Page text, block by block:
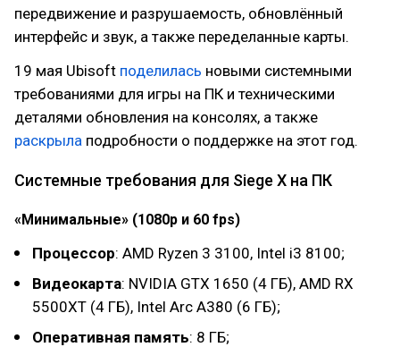
передвижение и разрушаемость, обновлённый
интерфейс и звук, а также переделанные карты.
19 мая Ubisoft поделилась новыми системными
требованиями для игры на ПК и техническими
деталями обновления на консолях, а также
раскрыла подробности о поддержке на этот год.
Системные требования для Siege X на ПК
«Минимальные» (1080p и 60 fps)
Процессор: AMD Ryzen 3 3100, Intel i3 8100;
Видеокарта: NVIDIA GTX 1650 (4 ГБ), AMD RX
5500XT (4 ГБ), Intel Arc A380 (6 ГБ);
Оперативная память: 8 ГБ;